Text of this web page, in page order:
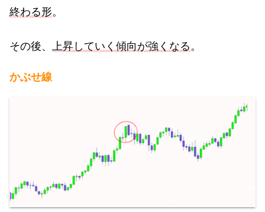
終わる形。
その後、 上昇していく傾向が強くなる 。
かぶせ線